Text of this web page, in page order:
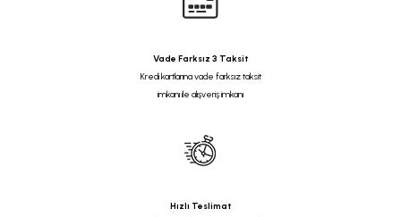
Vade Farksız 3 Taksit
Kredi kartlarına vade farksız taksit
imkanı ile alışveriş imkanı
Hızlı Teslimat